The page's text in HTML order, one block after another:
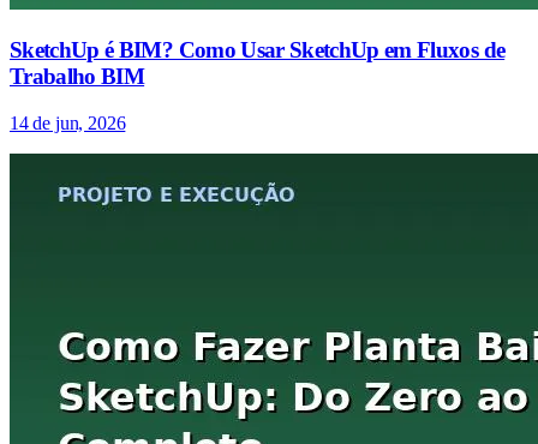
SketchUp é BIM? Como Usar SketchUp em Fluxos de
Trabalho BIM
14 de jun, 2026